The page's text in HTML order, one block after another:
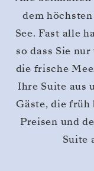
dem
See. Fast alle
so dass Sie
die frische
Ihre Suite aus
Gäste, die früh
Preisen und
Suite